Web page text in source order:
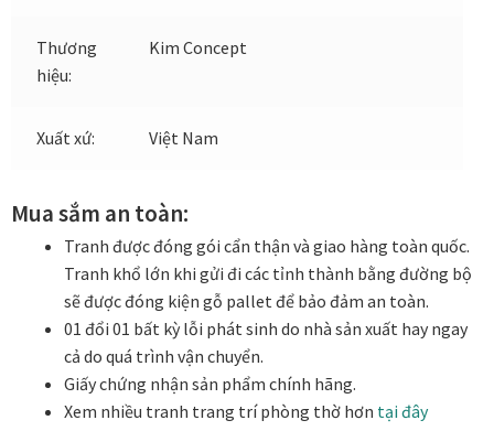
ƯU ĐÃI
Ưu đãi khung tranh
Ưu đãi tranh sơn dầu
Ưu đãi tranh sơn mài
Vận Chuyển Giao Nhận
VIDEO
Thương
hiệu:
Kim Concept
Xuất xứ: Việt Nam
Mua sắm an toàn:
Tranh được đóng gói cẩn thận và giao hàng toàn quốc.
Tranh khổ lớn khi gửi đi các tỉnh thành bằng đường bộ
sẽ được đóng kiện gỗ pallet để bảo đảm an toàn.
01 đổi 01 bất kỳ lỗi phát sinh do nhà sản xuất hay ngay
cả do quá trình vận chuyển.
Giấy chứng nhận sản phẩm chính hãng.
Xem nhiều tranh trang trí phòng thờ hơn tại đây